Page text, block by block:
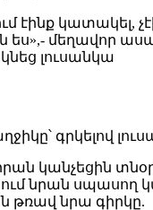
էինք կատակել,
ես»,- մեղավոր
լուսանկա
գրկելով
կանչեցին
նրան սպասող
թռավ նրա գիրկը.